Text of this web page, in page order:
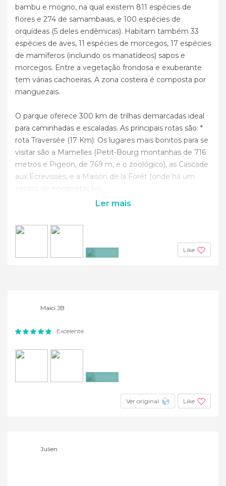
bambu e mogno, na qual existem 811 espécies de
flores e 274 de samambaias, e 100 espécies de
orquídeas (5 deles endêmicas). Habitam também 33
espécies de aves, 11 espécies de morcegos, 17 espécies
de mamíferos (incluindo os manatídeos) sapos e
morcegos. Entre a vegetação frondosa e exuberante
tem várias cachoeiras. A zona costeira é composta por
manguezais.
O parque oferece 300 km de trilhas demarcadas ideal
para caminhadas e escaladas. As principais rotas são: *
rota Traversée (17 Km): Os lugares mais bonitos para se
visitar são a Mamelles (Petit-Bourg montanhas de 716
metros e Pigeon, de 769 m, e o zoológico), as Cascade
aux Ecrevisses, e a Maison de la Forêt (onde há um
centro de interpretação).
Ler mais
Like
Maici JB
Excelente
Ver original Like
Julien